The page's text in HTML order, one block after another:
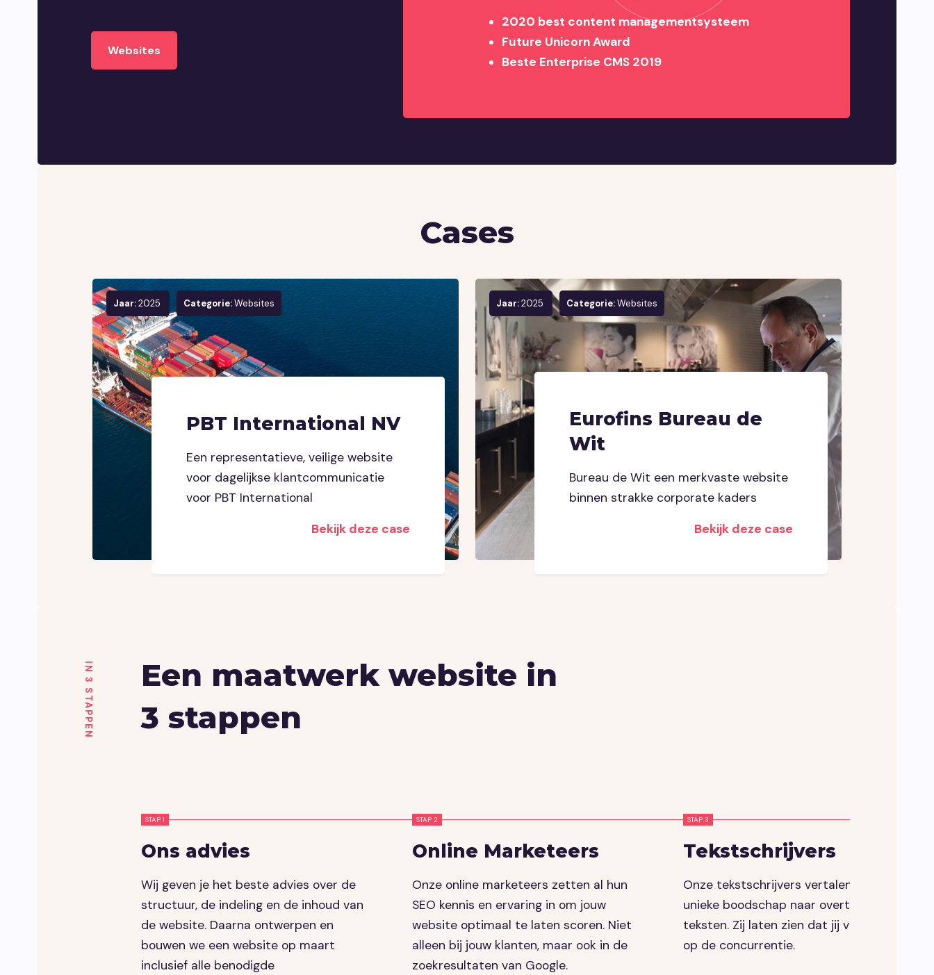
Websites
2020 best content managementsysteem
Future Unicorn Award
Beste Enterprise CMS 2019
Cases
Jaar:2025 Categorie:Websites
PBT International NV
Een representatieve, veilige website
voor dagelijkse klantcommunicatie
voor PBT International
Bekijk deze case
Jaar:2025 Categorie:Websites
Eurofins Bureau de
Wit
Bureau de Wit een merkvaste website
binnen strakke corporate kaders
Bekijk deze case
IN 3 STAPPEN
Een maatwerk website in
3 stappen
STAP 1
Ons advies
Wij geven je het beste advies over de
structuur, de indeling en de inhoud van
de website. Daarna ontwerpen en
bouwen we een website op maart
inclusief alle benodigde
STAP 2
Online Marketeers
Onze online marketeers zetten al hun
SEO kennis en ervaring in om jouw
website optimaal te laten scoren. Niet
alleen bij jouw klanten, maar ook in de
zoekresultaten van Google.
STAP 3
Tekstschrijvers
Onze tekstschrijvers vertalen jouw
unieke boodschap naar overtuigende
teksten. Zij laten zien dat jij voor loopt
op de concurrentie.